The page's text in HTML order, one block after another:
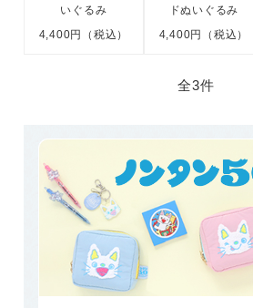
いぐるみ
4,400円（税込）
ドぬいぐるみ
4,400円（税込）
全3件